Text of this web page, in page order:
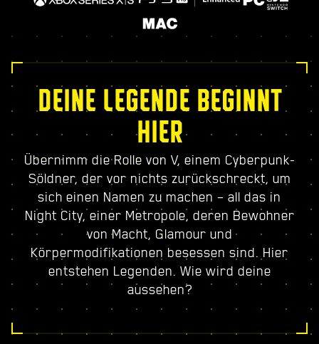
DEINE LEGENDE BEGINNT
HIER
Übernimm die Rolle von V, einem Cyberpunk-
Söldner, der vor nichts zurückschreckt, um
sich einen Namen zu machen – all das in
Night City, einer Metropole, deren Bewohner
von Macht, Glamour und
Körpermodifikationen besessen sind. Hier
entstehen Legenden. Wie wird deine
aussehen?